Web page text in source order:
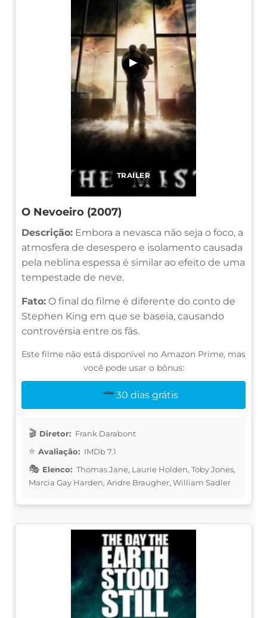
TRAILER
▶
O Nevoeiro (2007)
Descrição: Embora a nevasca não seja o foco, a
atmosfera de desespero e isolamento causada
pela neblina espessa é similar ao efeito de uma
tempestade de neve.
Fato: O final do filme é diferente do conto de
Stephen King em que se baseia, causando
controvérsia entre os fãs.
Este filme não está disponível no Amazon Prime, mas
você pode usar o bônus:
30 dias grátis
Diretor: Frank Darabont
Avaliação: IMDb 7.1
Elenco: Thomas Jane, Laurie Holden, Toby Jones,
Marcia Gay Harden, Andre Braugher, William Sadler